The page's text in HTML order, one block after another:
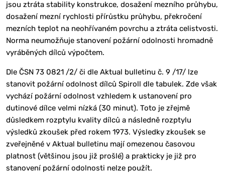
jsou ztráta stability konstrukce, dosažení mezního průhybu,
dosažení mezní rychlosti přírůstku průhybu, překročení
mezních teplot na neohřívaném povrchu a ztráta celistvosti.
Norma neumožňuje stanovení požární odolnosti hromadně
vyráběných dílců výpočtem.
Dle ČSN 73 0821 /2/ či dle Aktual bulletinu č. 9 /17/ lze
stanovit požární odolnost dílců Spiroll dle tabulek. Zde však
vychází požární odolnost vzhledem k ustanovení pro
dutinové dílce velmi nízká (30 minut). Toto je zřejmě
důsledkem rozptylu kvality dílců a následně rozptylu
výsledků zkoušek před rokem 1973. Výsledky zkoušek se
zveřejněné v Aktual bulletinu mají omezenou časovou
platnost (většinou jsou již prošlé) a prakticky je již pro
stanovení požární odolnosti nelze použít.